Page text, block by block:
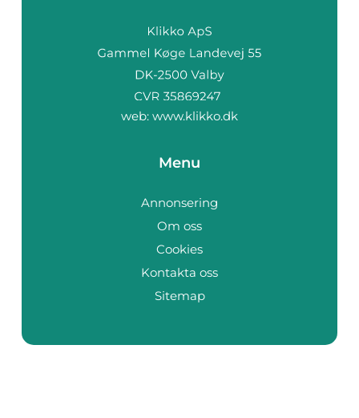
web: www.klikko.dk
Menu
Annonsering
Om oss
Cookies
Kontakta oss
Sitemap